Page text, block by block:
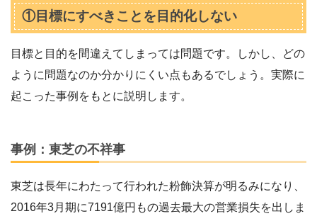
①目標にすべきことを目的化しない
目標と目的を間違えてしまっては問題です。しかし、どの
ように問題なのか分かりにくい点もあるでしょう。実際に
起こった事例をもとに説明します。
事例：東芝の不祥事
東芝は長年にわたって行われた粉飾決算が明るみになり、
2016年3月期に7191億円もの過去最大の営業損失を出しま